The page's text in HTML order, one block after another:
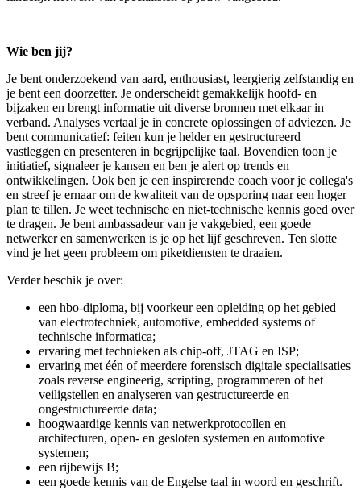
Wie ben jij?
Je bent onderzoekend van aard, enthousiast, leergierig zelfstandig en
je bent een doorzetter. Je onderscheidt gemakkelijk hoofd- en
bijzaken en brengt informatie uit diverse bronnen met elkaar in
verband. Analyses vertaal je in concrete oplossingen of adviezen. Je
bent communicatief: feiten kun je helder en gestructureerd
vastleggen en presenteren in begrijpelijke taal. Bovendien toon je
initiatief, signaleer je kansen en ben je alert op trends en
ontwikkelingen. Ook ben je een inspirerende coach voor je collega's
en streef je ernaar om de kwaliteit van de opsporing naar een hoger
plan te tillen. Je weet technische en niet-technische kennis goed over
te dragen. Je bent ambassadeur van je vakgebied, een goede
netwerker en samenwerken is je op het lijf geschreven. Ten slotte
vind je het geen probleem om piketdiensten te draaien.
Verder beschik je over:
een hbo-diploma, bij voorkeur een opleiding op het gebied
van electrotechniek, automotive, embedded systems of
technische informatica;
ervaring met technieken als chip-off, JTAG en ISP;
ervaring met één of meerdere forensisch digitale specialisaties
zoals reverse engineerig, scripting, programmeren of het
veiligstellen en analyseren van gestructureerde en
ongestructureerde data;
hoogwaardige kennis van netwerkprotocollen en
architecturen, open- en gesloten systemen en automotive
systemen;
een rijbewijs B;
een goede kennis van de Engelse taal in woord en geschrift.